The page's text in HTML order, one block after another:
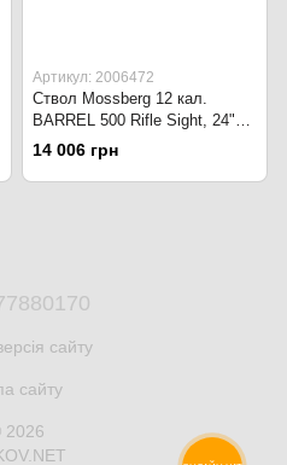
Артикул: 2006472
Ствол Mossberg 12 кал.
BARREL 500 Rifle Sight, 24"
CYL BLUE, 610 мм, сталь,
воронене покриття
14 006 грн
сайту
сайту
2026